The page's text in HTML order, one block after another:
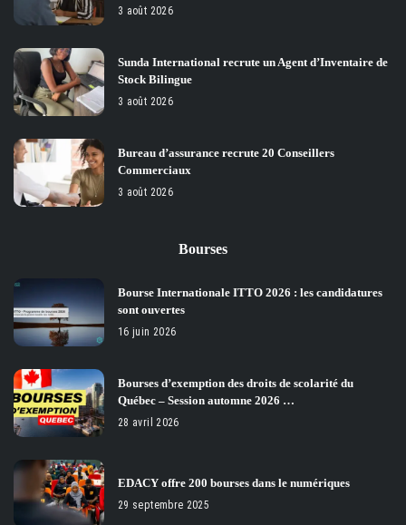
3 août 2026
Sunda International recrute un Agent d’Inventaire de
Stock Bilingue
3 août 2026
Bureau d’assurance recrute 20 Conseillers
Commerciaux
3 août 2026
Bourses
Bourse Internationale ITTO 2026 : les candidatures
sont ouvertes
16 juin 2026
Bourses d’exemption des droits de scolarité du
Québec – Session automne 2026 …
28 avril 2026
EDACY offre 200 bourses dans le numériques
29 septembre 2025